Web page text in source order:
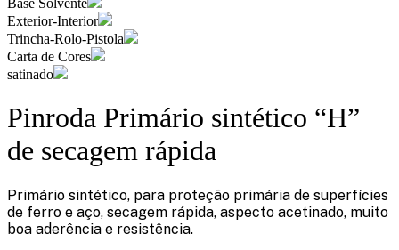
Base Solvente
Exterior-Interior
Trincha-Rolo-Pistola
Carta de Cores
satinado
Pinroda Primário sintético “H”
de secagem rápida
Primário sintético, para proteção primária de superfícies
de ferro e aço, secagem rápida, aspecto acetinado, muito
boa aderência e resistência.